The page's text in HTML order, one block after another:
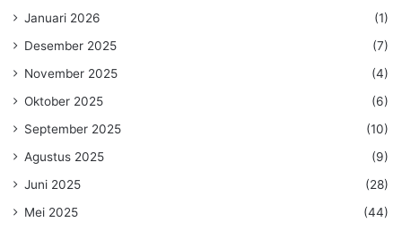
Januari 2026
(1)
Desember 2025
(7)
November 2025
(4)
Oktober 2025
(6)
September 2025
(10)
Agustus 2025
(9)
Juni 2025
(28)
Mei 2025
(44)